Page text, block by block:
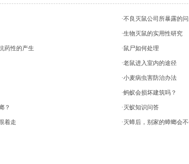
·不良灭鼠公司所暴露的
·生物灭鼠的实用性研究
药性的产生 ·鼠尸如何处理
·老鼠进入室内的途径
·小麦病虫害防治办法
·蚂蚁会损坏建筑吗？
？ ·灭蚁知识问答
着走 ·灭蟑后，别家的蟑螂会